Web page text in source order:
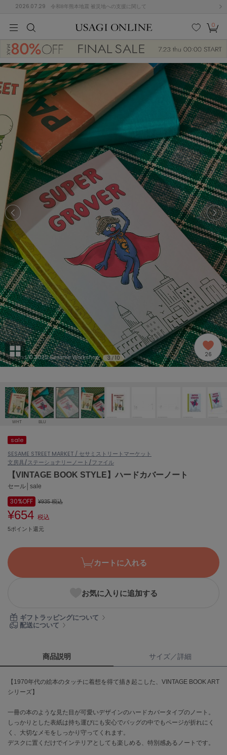
2026.07.29 令和8年熊本地震 被災地への支援に関して
に入
ト
0
(684)
(2928)
ス/ドレス (1145)
(546)
ームウェア (535)
(121)
(1996)
リー (663)
ョン雑貨 (858)
/ランジェリー (127)
ェア (119)
(124)
B C D G
J K M
P S
W X Z
その
他
ACYM
アシーム
adidas
アディダス
adidas by Stella McCartney
アディダス バイ ステラマッカートニー
ALLISON BROWN
アリソンブラウン
amabro
アマブロ
Ame no chi Hare
アメノチハレ
アモマ
ánuans
アニュアンス
ànuke
アンヌーク
ASICS
アシックス
Ballelite
バレリット
バンドリヤー
Barbour
バブアー
カルバン・クライン
セルフォード
セロン
Clarks Premium
クラークス
3 / 10 26
WHT BLU
sale
SESAME STREET MARKET / セサミストリートマーケット
文房具/ステーショナリーノート/ファイル
【VINTAGE BOOK STYLE】ハードカバーノート
セール│sale
30%OFF ¥935税込
¥654 税込
5ポイント還元
カートに入れる
お気に入りに追加する
ギフトラッピングについて
配送について
商品説明 サイズ／詳細
【1970年代の絵本のタッチに着想を得て描き起こした、VINTAGE BOOK ART
シリーズ】
一冊の本のような見た目が可愛いデザインのハードカバータイプのノート。
しっかりとした表紙は持ち運びにも安心でバッグの中でもページが折れにく
く、大切なメモをしっかり守ってくれます。
デスクに置くだけでインテリアとしても楽しめる、特別感あるノートです。